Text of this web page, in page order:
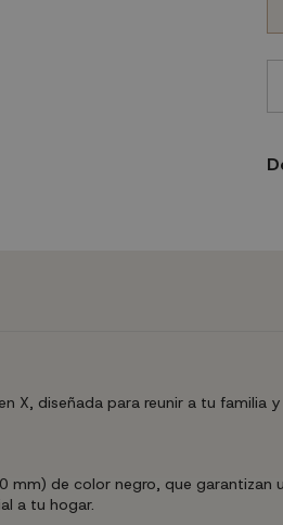
X, diseñada para reunir a tu familia
de color negro, que
a tu hogar.